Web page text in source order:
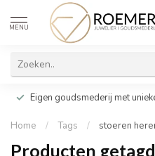
MENU
Eigen goudsmederij met
Home / Tags / stoeren
Producten